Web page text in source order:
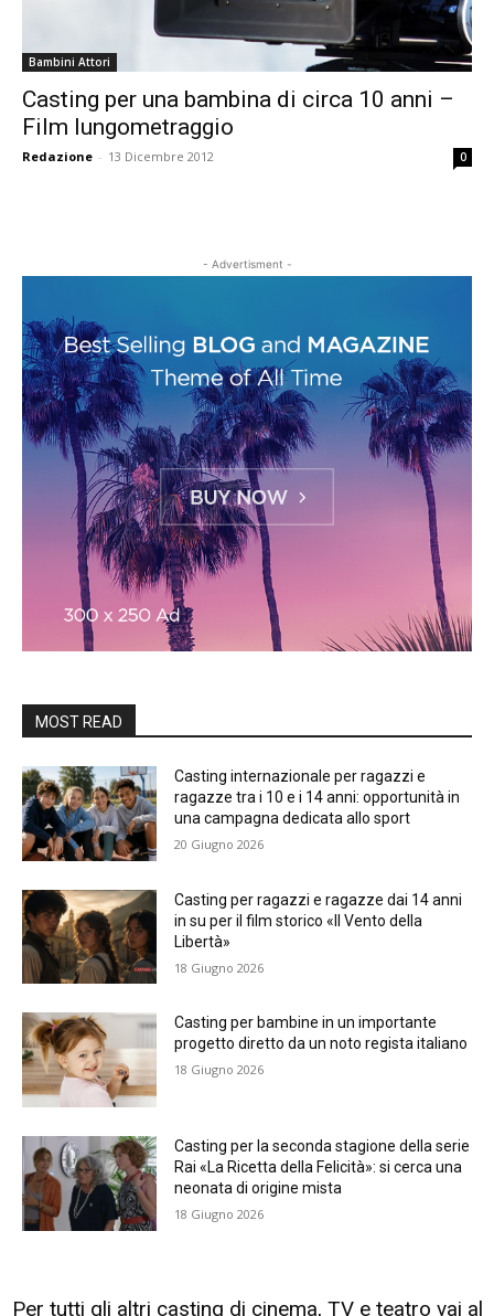
Bambini Attori
Casting per una bambina di circa 10 anni –
Film lungometraggio
Redazione - 13 Dicembre 2012 0
- Advertisment -
MOST READ
Casting internazionale per ragazzi e
ragazze tra i 10 e i 14 anni: opportunità in
una campagna dedicata allo sport
20 Giugno 2026
Casting per ragazzi e ragazze dai 14 anni
in su per il film storico «Il Vento della
Libertà»
18 Giugno 2026
Casting per bambine in un importante
progetto diretto da un noto regista italiano
18 Giugno 2026
Casting per la seconda stagione della serie
Rai «La Ricetta della Felicità»: si cerca una
neonata di origine mista
18 Giugno 2026
Per tutti gli altri casting di cinema, TV e teatro vai al